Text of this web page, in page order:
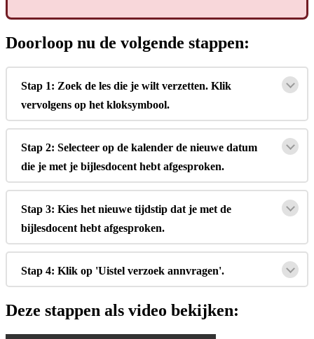
Doorloop nu de volgende stappen:
Stap 1: Zoek de les die je wilt verzetten. Klik
vervolgens op het kloksymbool.
Stap 2: Selecteer op de kalender de nieuwe datum
die je met je bijlesdocent hebt afgesproken.
Stap 3: Kies het nieuwe tijdstip dat je met de
bijlesdocent hebt afgesproken.
Stap 4: Klik op 'Uistel verzoek annvragen'.
Deze stappen als video bekijken: